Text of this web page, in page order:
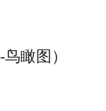
瞰图）